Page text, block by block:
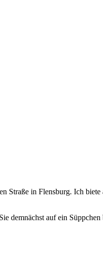
Straße in Flensburg. Ich
demnächst auf ein